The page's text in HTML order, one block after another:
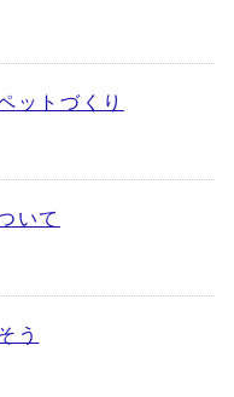
ットづくり
いて
う